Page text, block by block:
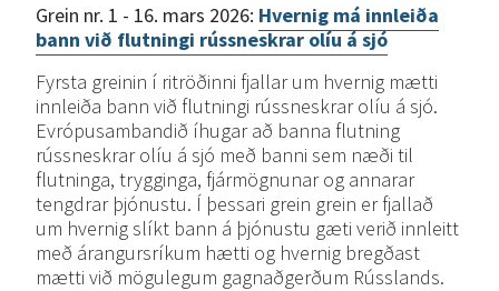
Grein nr. 1 - 16. mars 2026: Hvernig má innleiða
bann við flutningi rússneskrar olíu á sjó
Fyrsta greinin í ritröðinni fjallar um hvernig mætti
innleiða bann við flutningi rússneskrar olíu á sjó.
Evrópusambandið íhugar að banna flutning
rússneskrar olíu á sjó með banni sem næði til
flutninga, trygginga, fjármögnunar og annarar
tengdrar þjónustu. Í þessari grein grein er fjallað
um hvernig slíkt bann á þjónustu gæti verið innleitt
með árangursríkum hætti og hvernig bregðast
mætti við mögulegum gagnaðgerðum Rússlands.